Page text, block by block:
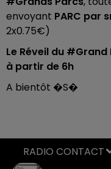
envoyant PARC par
2x0.75€)
Le Réveil du
à partir de 6h
A bientôt �S�️